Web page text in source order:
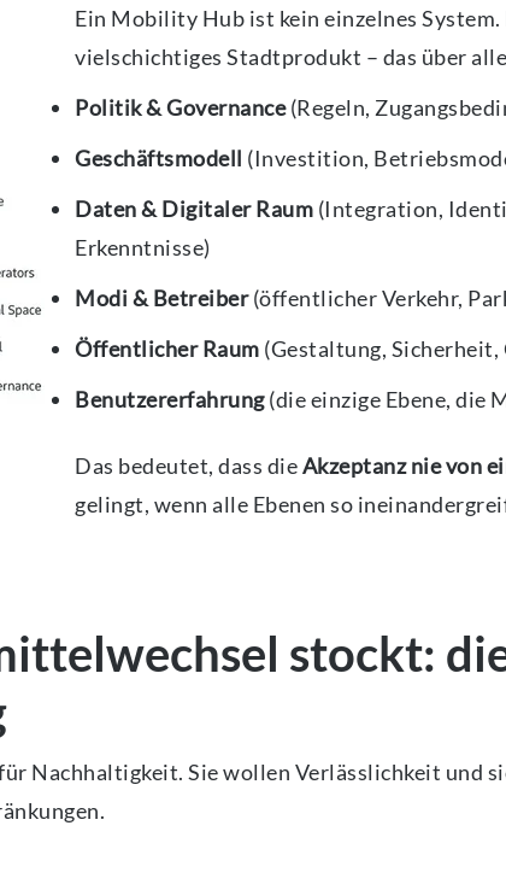
Ein Mobility Hub ist kein einzelnes System.
vielschichtiges Stadtprodukt – das über
Politik & Governance(Regeln,
Geschäftsmodell (Investition,
Daten & Digitaler Raum (Integration,
Erkenntnisse)
Modi & Betreiber(öffentlicher Verkehr,
Öffentlicher Raum (Gestaltung,
Benutzererfahrung(die einzige Ebene, die
Das bedeutet, dass dieAkzeptanz nie von
gelingt, wenn alle Ebenen so
stockt:
Nachhaltigkeit. Sie wollen Verlässlichkeit und